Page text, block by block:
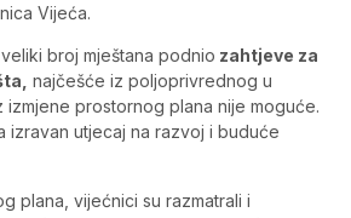
Vijeća.
broj mještana podnio zahtjeve za
najčešće iz poljoprivrednog u
prostornog plana nije moguće.
izravan utjecaj na razvoj i buduće
plana, vijećnici su razmatrali i